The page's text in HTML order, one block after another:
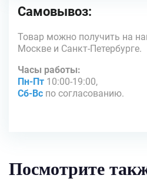
Самовывоз:
Товар можно получить на
Москве и Санкт-Петербурге.
Часы работы:
Пн-Пт 10:00-19:00,
Сб-Вс по согласованию.
Посмотрите